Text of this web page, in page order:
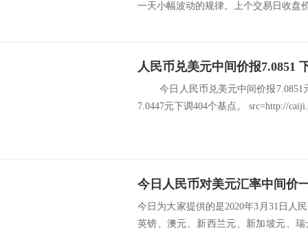
一天小幅波动的规律。上个交易日收盘
人民币兑美元中间价报7.0851
今日人民币兑美元中间价报7.0851
7.0447元下调404个基点。 src=http://
今日人民币对美元汇率中间价
今日为大家提供的是2020年3月31日人
英镑、澳元、新西兰元、新加坡元、